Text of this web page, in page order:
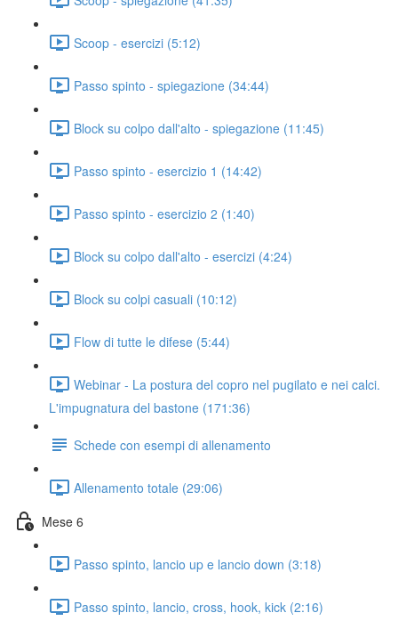
Scoop - esercizi (5:12)
Passo spinto - spiegazione (34:44)
Block su colpo dall'alto - spiegazione (11:45)
Passo spinto - esercizio 1 (14:42)
Passo spinto - esercizio 2 (1:40)
Block su colpo dall'alto - esercizi (4:24)
Block su colpi casuali (10:12)
Flow di tutte le difese (5:44)
Webinar - La postura del copro nel pugilato e nei calci.
L'impugnatura del bastone (171:36)
Schede con esempi di allenamento
Allenamento totale (29:06)
Mese 6
Passo spinto, lancio up e lancio down (3:18)
Passo spinto, lancio, cross, hook, kick (2:16)